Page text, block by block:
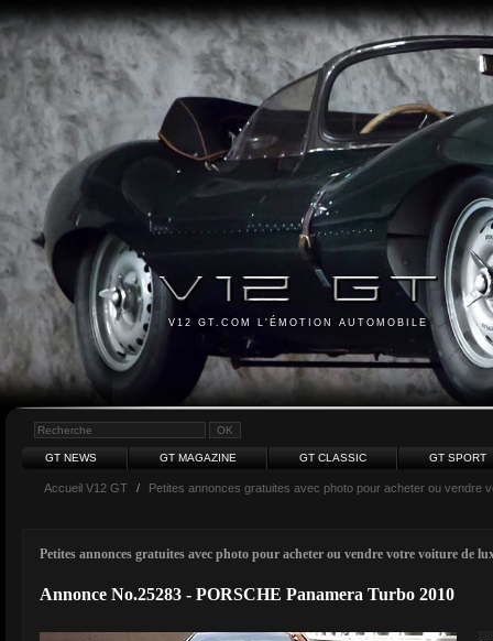
V12 GT.COM L'ÉMOTION AUTOMOBILE
GT NEWS GT MAGAZINE GT CLASSIC GT SPORT
Accueil V12 GT / Petites annonces gratuites avec photo pour acheter ou vendre
Petites annonces gratuites avec photo pour acheter ou vendre votre voiture de
Annonce No.25283 - PORSCHE Panamera Turbo 2010